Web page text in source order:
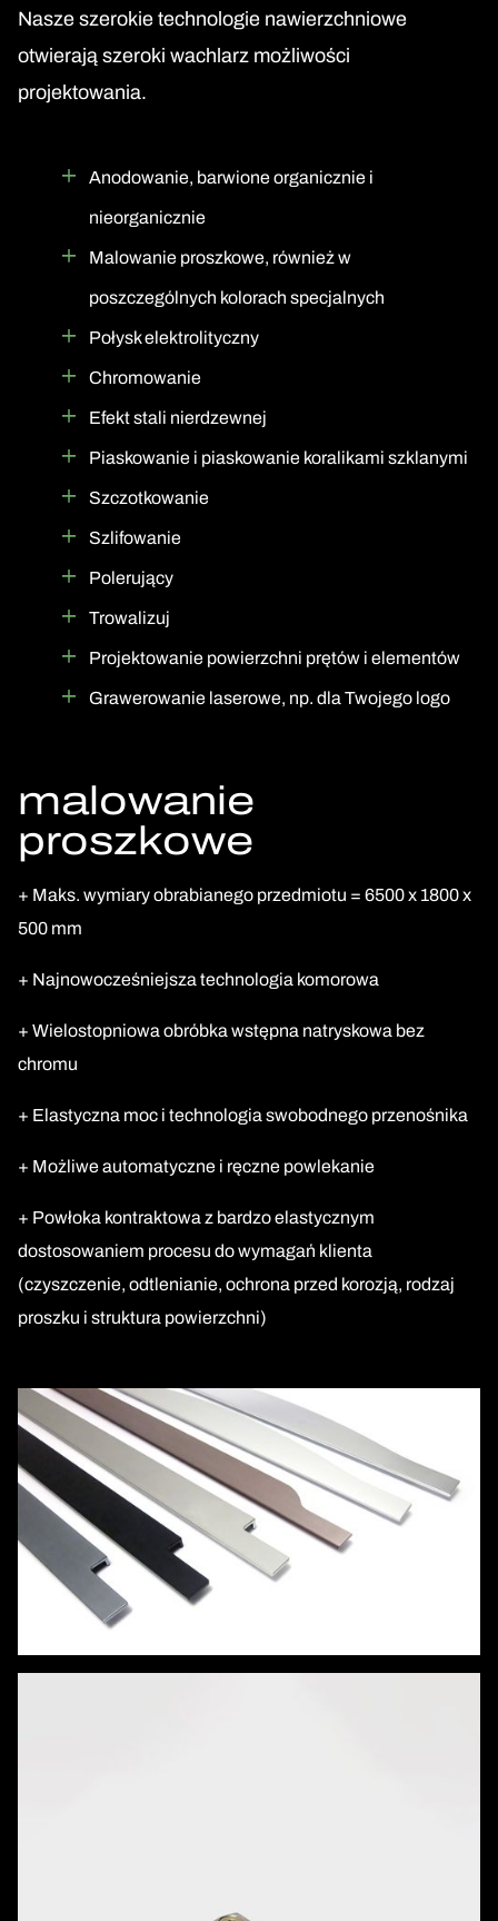
Nasze szerokie technologie nawierzchniowe
otwierają szeroki wachlarz możliwości
projektowania.
Anodowanie, barwione organicznie i
nieorganicznie
Malowanie proszkowe, również w
poszczególnych kolorach specjalnych
Połysk elektrolityczny
Chromowanie
Efekt stali nierdzewnej
Piaskowanie i piaskowanie koralikami szklanymi
Szczotkowanie
Szlifowanie
Polerujący
Trowalizuj
Projektowanie powierzchni prętów i elementów
Grawerowanie laserowe, np. dla Twojego logo
malowanie
proszkowe
+ Maks. wymiary obrabianego przedmiotu = 6500 x 1800 x
500 mm
+ Najnowocześniejsza technologia komorowa
+ Wielostopniowa obróbka wstępna natryskowa bez
chromu
+ Elastyczna moc i technologia swobodnego przenośnika
+ Możliwe automatyczne i ręczne powlekanie
+ Powłoka kontraktowa z bardzo elastycznym
dostosowaniem procesu do wymagań klienta
(czyszczenie, odtlenianie, ochrona przed korozją, rodzaj
proszku i struktura powierzchni)